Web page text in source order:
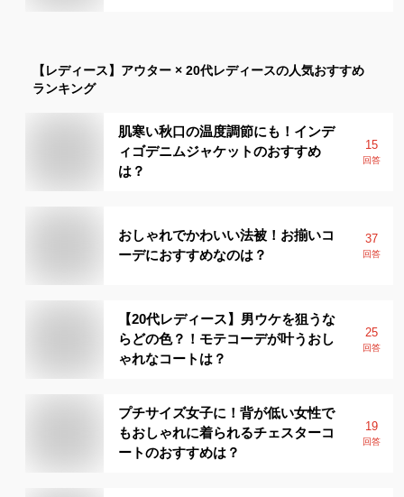
【レディース】 アウター × 20代レディースの人気おすすめ
ランキング
肌寒い秋口の温度調節にも！インデ
ィゴデニムジャケットのおすすめ
は？
15
回答
おしゃれでかわいい法被！お揃いコ
ーデにおすすめなのは？
37
回答
【20代レディース】男ウケを狙うな
らどの色？！モテコーデが叶うおし
ゃれなコートは？
25
回答
プチサイズ女子に！背が低い女性で
もおしゃれに着られるチェスターコ
ートのおすすめは？
19
回答